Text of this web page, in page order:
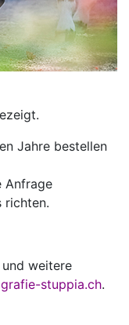
Jahre bestellen
Anfrage
richten.
und weitere
stuppia.ch.